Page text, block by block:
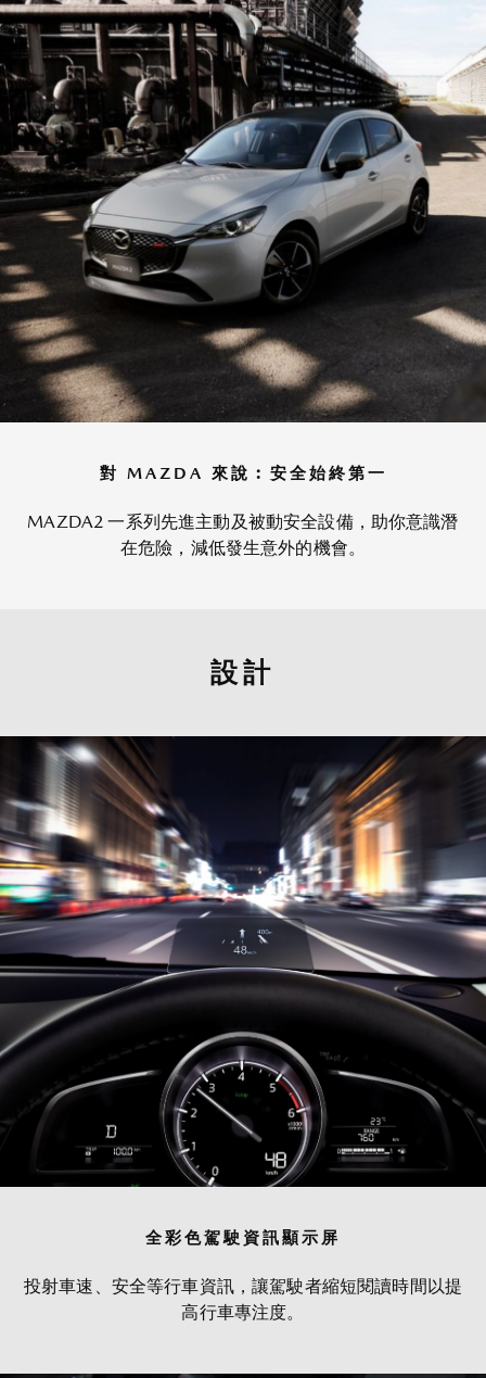
對 MAZDA 來說︰安全始終第一
MAZDA2 一系列先進主動及被動安全設備，助你意識潛
在危險，減低發生意外的機會。
設計
全彩色駕駛資訊顯示屏
投射車速、安全等行車資訊，讓駕駛者縮短閱讀時間以提
高行車專注度。